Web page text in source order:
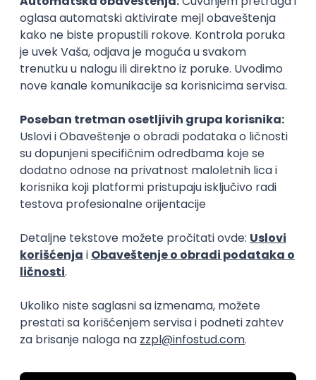
Kubernetes
Senior
Okupljamo IT zajednicu, podižemo
transparentnost domaćeg IT tržišta rada i
efikasno spajamo kandidate i poslodavce.
Za poslodavce
Uslovi korišćenja
Politika privatnosti
Kontakt
Druželjubivi smo!